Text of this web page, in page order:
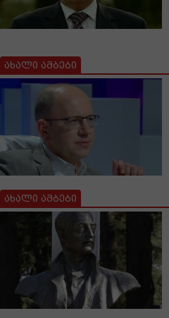
ახალი ამბები
ახალი ამბები